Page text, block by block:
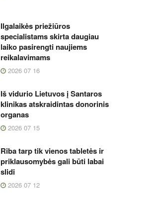
Ilgalaikės priežiūros
specialistams skirta daugiau
laiko pasirengti naujiems
reikalavimams
2026 07 16
Iš vidurio Lietuvos į Santaros
klinikas atskraidintas donorinis
organas
2026 07 15
Riba tarp tik vienos tabletės ir
priklausomybės gali būti labai
slidi
2026 07 12